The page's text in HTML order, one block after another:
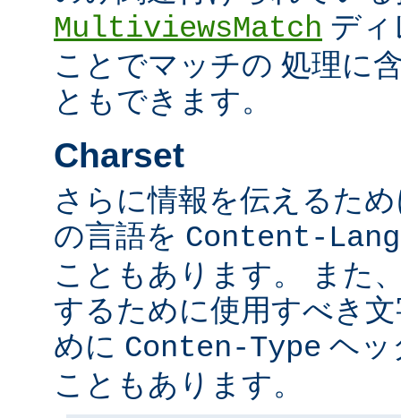
MultiviewsMatch デ
ことでマッチの 処理に
ともできます。
Charset
さらに情報を伝えるた
の言語を Content-
こともあります。 また
するために使用すべき
めに Conten-Type ヘッ
こともあります。